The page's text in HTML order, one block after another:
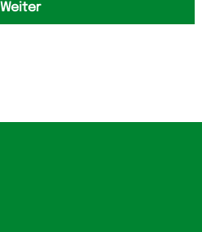
Weiter